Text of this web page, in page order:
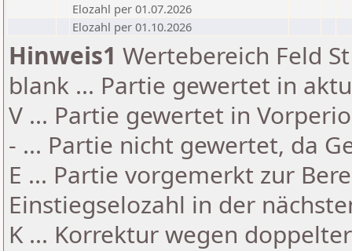
Elozahl per 01.07.2026
Elozahl per 01.10.2026
Hinweis1 Wertebereich Feld
blank ... Partie gewertet in
V ... Partie gewertet in
- ... Partie nicht gewertet, da
E ... Partie vorgemerkt zur
Einstiegselozahl in der
K ... Korrektur wegen